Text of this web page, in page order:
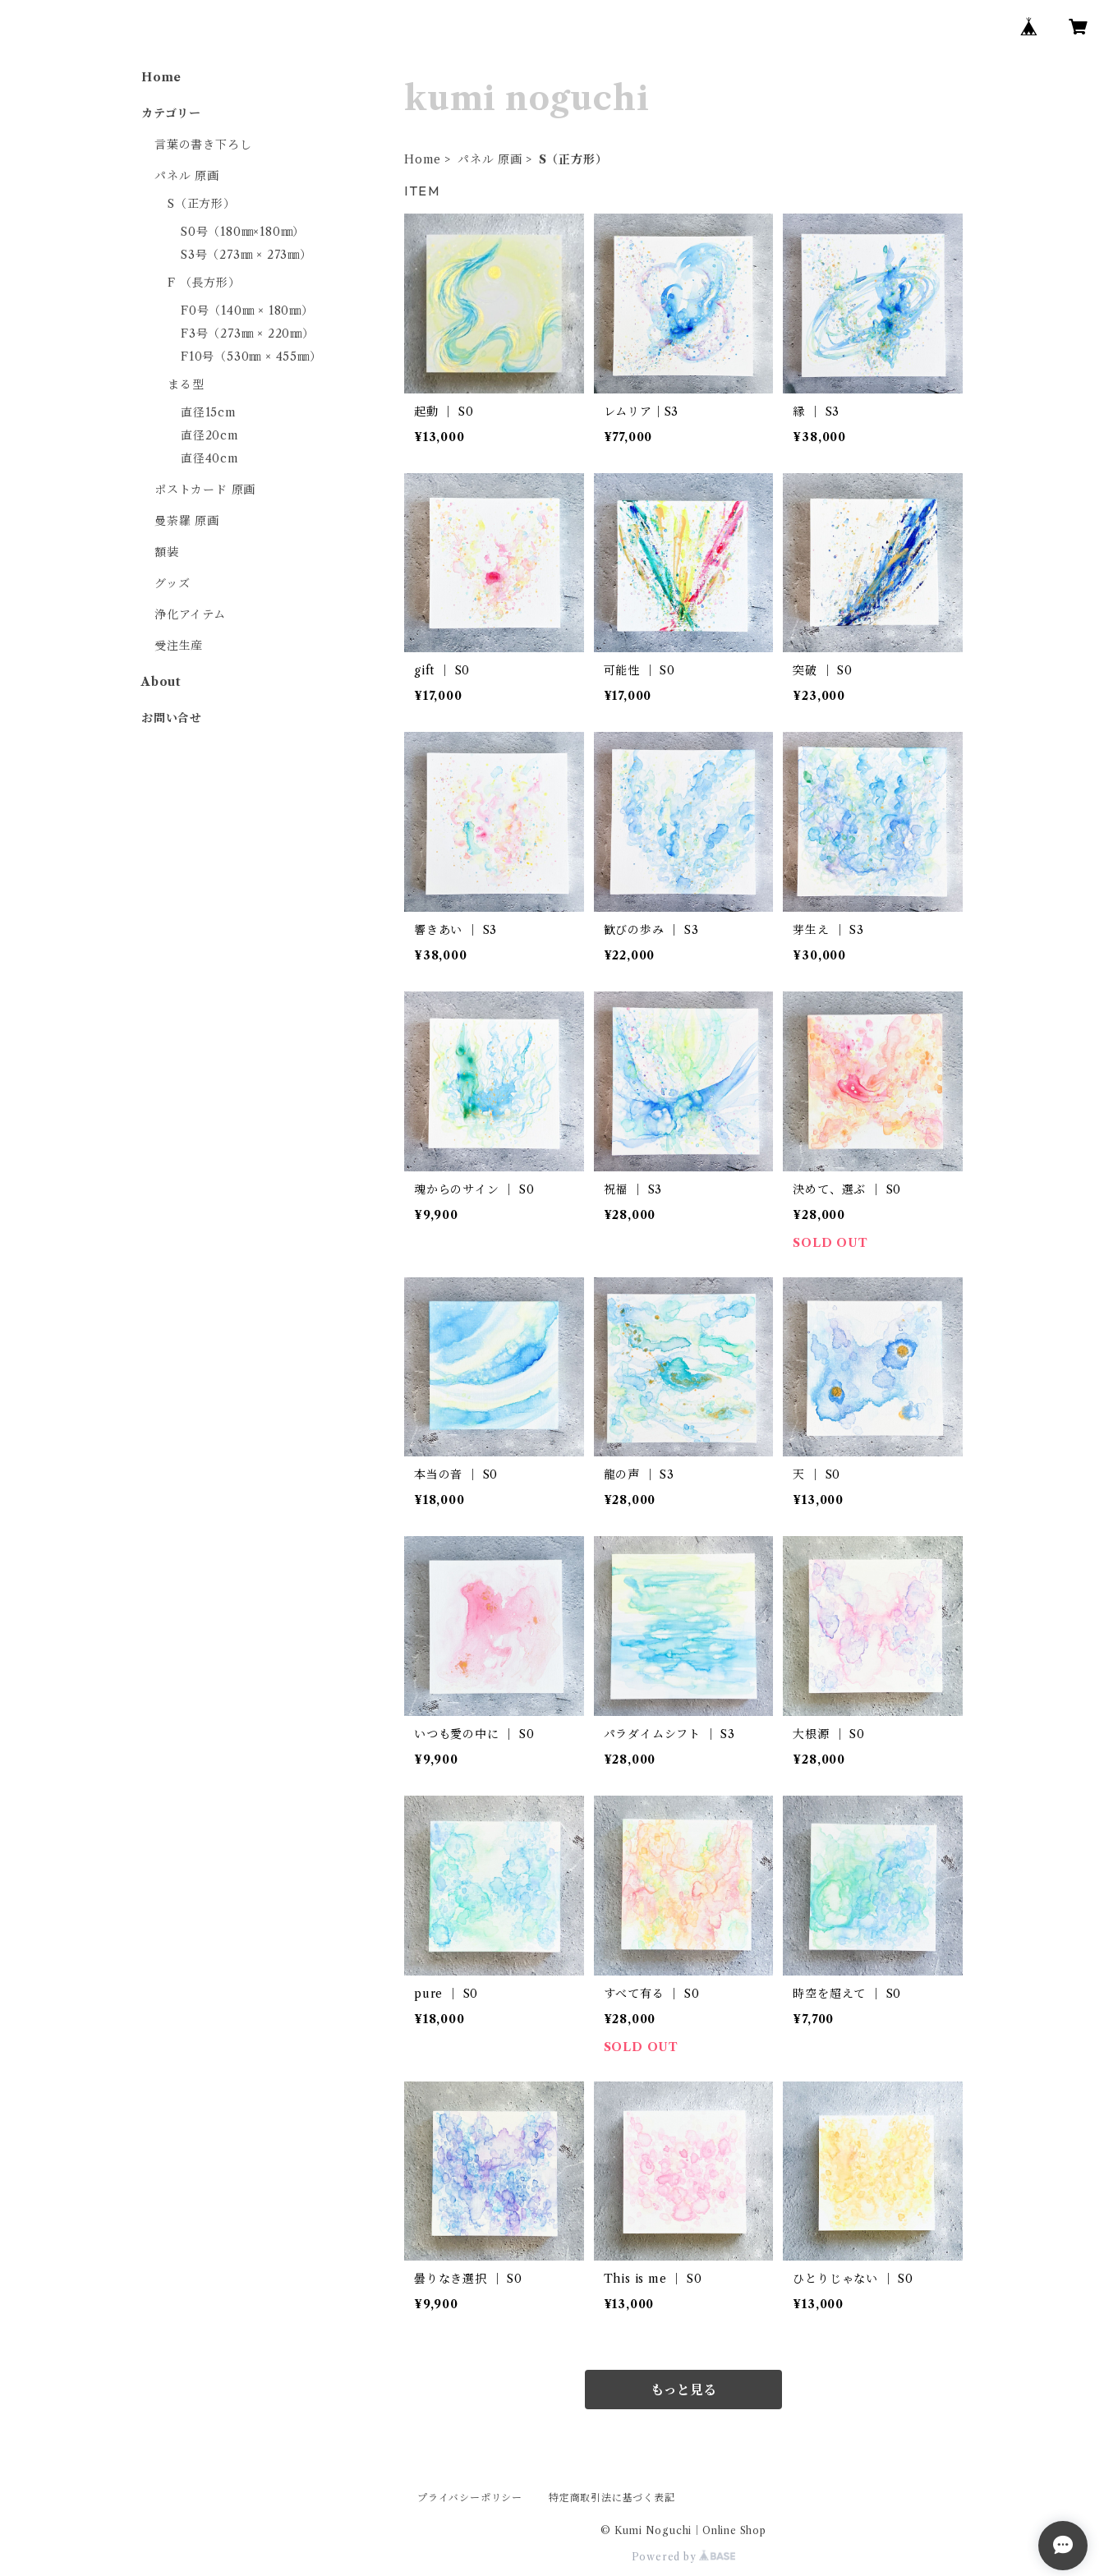
kumi noguchi
Home パネル 原画 S（正方形）
ITEM
起動 ｜ S0
¥13,000
レムリア｜S3
¥77,000
縁 ｜ S3
¥38,000
gift ｜ S0
¥17,000
可能性 ｜ S0
¥17,000
突破 ｜ S0
¥23,000
響きあい ｜ S3
¥38,000
歓びの歩み ｜ S3
¥22,000
芽生え ｜ S3
¥30,000
魂からのサイン ｜ S0
¥9,900
祝福 ｜ S3
¥28,000
決めて、選ぶ ｜ S0
¥28,000
SOLD OUT
本当の音 ｜ S0
¥18,000
龍の声 ｜ S3
¥28,000
天 ｜ S0
¥13,000
いつも愛の中に ｜ S0
¥9,900
パラダイムシフト ｜ S3
¥28,000
大根源 ｜ S0
¥28,000
pure ｜ S0
¥18,000
すべて有る ｜ S0
¥28,000
SOLD OUT
時空を超えて ｜ S0
¥7,700
曇りなき選択 ｜ S0
¥9,900
This is me ｜ S0
¥13,000
ひとりじゃない ｜ S0
¥13,000
もっと見る
Home
カテゴリー
言葉の書き下ろし
パネル 原画
S（正方形）
S0号（180㎜×180㎜）
S3号（273㎜ × 273㎜）
F （長方形）
F0号（140㎜ × 180㎜）
F3号（273㎜ × 220㎜）
F10号（530㎜ × 455㎜）
まる型
直径15cm
直径20cm
直径40cm
ポストカード 原画
曼荼羅 原画
額装
グッズ
浄化アイテム
受注生産
About
お問い合せ
プライバシーポリシー 特定商取引法に基づく表記
© Kumi Noguchi｜Online Shop
Powered by